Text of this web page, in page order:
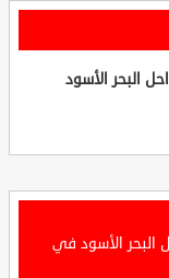
سواحل البحر الأسود
البحر الأسود في